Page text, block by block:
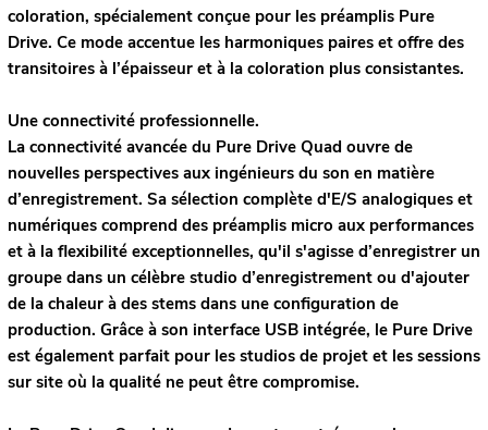
coloration, spécialement conçue pour les préamplis Pure
Drive. Ce mode accentue les harmoniques paires et offre des
transitoires à l’épaisseur et à la coloration plus consistantes.
Une connectivité professionnelle.
La connectivité avancée du Pure Drive Quad ouvre de
nouvelles perspectives aux ingénieurs du son en matière
d’enregistrement. Sa sélection complète d'E/S analogiques et
numériques comprend des préamplis micro aux performances
et à la flexibilité exceptionnelles, qu'il s'agisse d’enregistrer un
groupe dans un célèbre studio d’enregistrement ou d'ajouter
de la chaleur à des stems dans une configuration de
production. Grâce à son interface USB intégrée, le Pure Drive
est également parfait pour les studios de projet et les sessions
sur site où la qualité ne peut être compromise.